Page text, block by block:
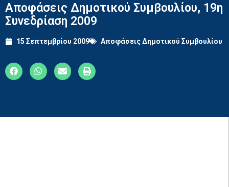
Αποφάσεις Δημοτικού Συμβουλίου, 19η
Συνεδρίαση 2009
15 Σεπτεμβρίου 2009 Αποφάσεις Δημοτικού Συμβουλίου